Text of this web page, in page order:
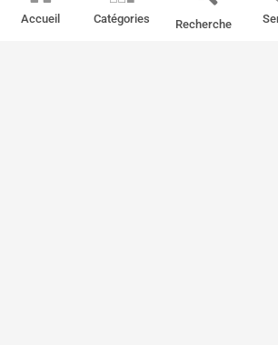
Accueil Catégories Recherche